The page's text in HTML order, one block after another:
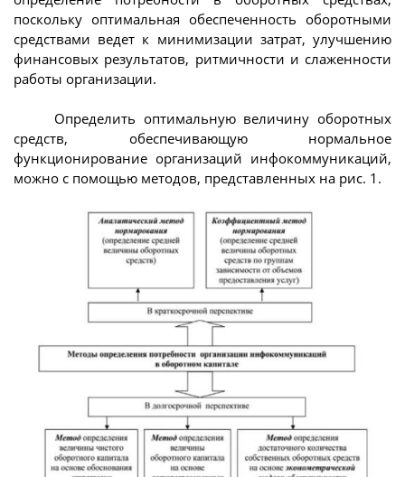
поскольку оптимальная обеспеченность оборотными
средствами ведет к минимизации затрат, улучшению
финансовых результатов, ритмичности и слаженности
работы организации.
Определить оптимальную величину оборотных
средств, обеспечивающую нормальное
функционирование организаций инфокоммуникаций,
можно с помощью методов, представленных на рис. 1.